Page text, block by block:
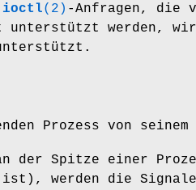
ioctl(2) -Anfragen, die
unterstützt werden,
Prozess von seinem
der Spitze einer
ist), werden die